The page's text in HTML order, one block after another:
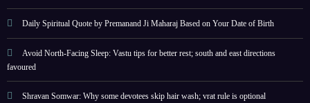
Daily Spiritual Quote by Premanand Ji Maharaj Based on Your Date of Birth
Avoid North-Facing Sleep: Vastu tips for better rest; south and east directions
favoured
Shravan Somwar: Why some devotees skip hair wash; vrat rule is optional